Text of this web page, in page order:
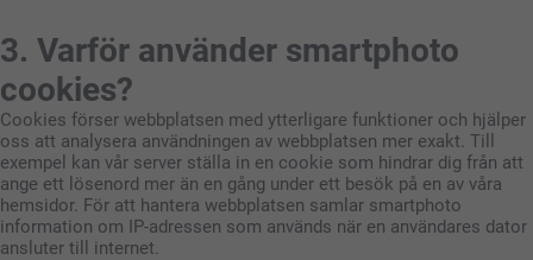
3. Varför använder smartphoto
cookies?
Cookies förser webbplatsen med ytterligare funktioner och hjälper
oss att analysera användningen av webbplatsen mer exakt. Till
exempel kan vår server ställa in en cookie som hindrar dig från att
ange ett lösenord mer än en gång under ett besök på en av våra
hemsidor. För att hantera webbplatsen samlar smartphoto
information om IP-adressen som används när en användares dator
ansluter till internet.